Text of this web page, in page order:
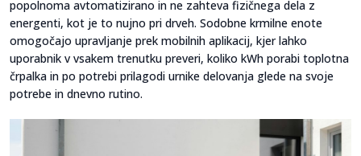
popolnoma avtomatizirano in ne zahteva fizičnega dela z
energenti, kot je to nujno pri drveh. Sodobne krmilne enote
omogočajo upravljanje prek mobilnih aplikacij, kjer lahko
uporabnik v vsakem trenutku preveri, koliko kWh porabi toplotna
črpalka in po potrebi prilagodi urnike delovanja glede na svoje
potrebe in dnevno rutino.